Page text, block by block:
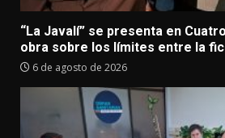
“La Javalí” se presenta en
obra sobre los límites entre la
6 de agosto de 2026